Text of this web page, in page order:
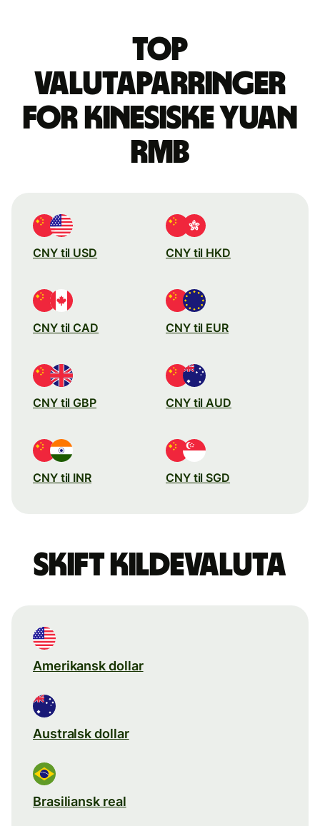
Top
valutaparringer
for kinesiske yuan
rmb
CNY til USD CNY til HKD
CNY til CAD CNY til EUR
CNY til GBP CNY til AUD
CNY til INR CNY til SGD
Skift kildevaluta
Amerikansk dollar
Australsk dollar
Brasiliansk real